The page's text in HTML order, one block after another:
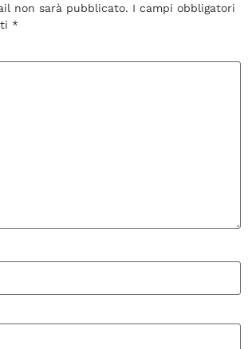
non sarà pubblicato. I campi obbligatori
*